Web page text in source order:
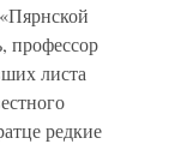
профессор
листа
редкие